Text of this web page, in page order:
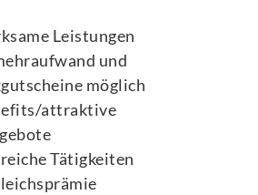
Leistungen
und
möglich
attraktive
Tätigkeiten